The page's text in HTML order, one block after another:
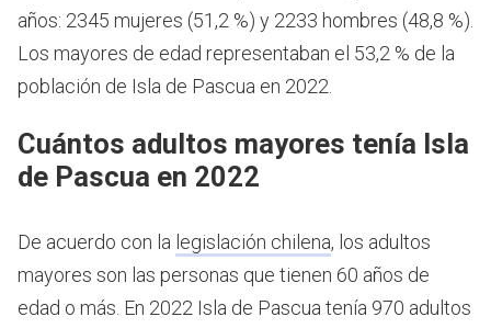
años: 2345 mujeres (51,2 %) y 2233 hombres (48,8 %).
Los mayores de edad representaban el 53,2 % de la
población de Isla de Pascua en 2022.
Cuántos adultos mayores tenía Isla
de Pascua en 2022
De acuerdo con la legislación chilena, los adultos
mayores son las personas que tienen 60 años de
edad o más. En 2022 Isla de Pascua tenía 970 adultos